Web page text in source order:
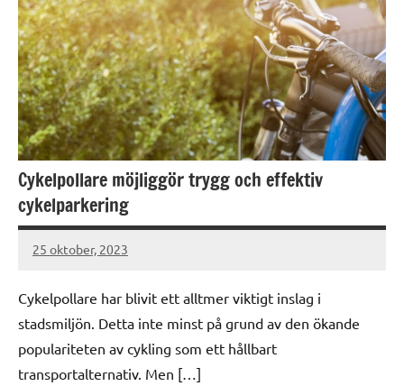
Cykelpollare möjliggör trygg och effektiv
cykelparkering
25 oktober, 2023
Gert
Cykelpollare har blivit ett alltmer viktigt inslag i
stadsmiljön. Detta inte minst på grund av den ökande
populariteten av cykling som ett hållbart
transportalternativ. Men […]